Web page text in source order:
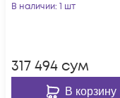
В наличии: 1 шт
317 494 сум
В корзину